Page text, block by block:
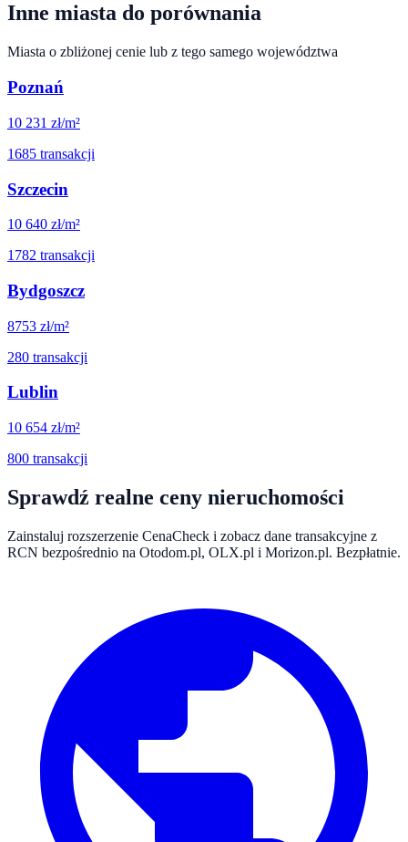
Inne miasta do porównania
Miasta o zbliżonej cenie lub z tego samego województwa
Poznań
10 231 zł/m²
1685 transakcji
Szczecin
10 640 zł/m²
1782 transakcji
Bydgoszcz
8753 zł/m²
280 transakcji
Lublin
10 654 zł/m²
800 transakcji
Sprawdź realne ceny nieruchomości
Zainstaluj rozszerzenie CenaCheck i zobacz dane transakcyjne z
RCN bezpośrednio na Otodom.pl, OLX.pl i Morizon.pl. Bezpłatnie.